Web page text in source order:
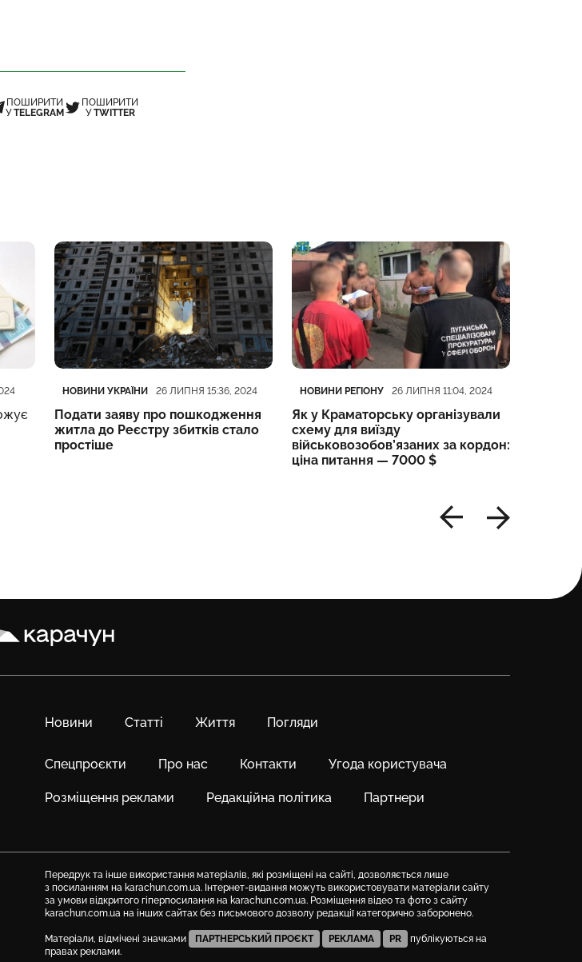
ПОШИРИТИ
УTELEGRAM
ПОШИРИТИ
УTWITTER
Категорія
НОВИНИ УКРАЇНИ
Дата публікації 26 ЛИПНЯ 15:36, 2024
Подати заяву про пошкодження
житла до Реєстру збитків стало
простіше
Категорія
НОВИНИ РЕГІОНУ
Дата публікації 26 ЛИПНЯ 11:04, 2024
Як у Краматорську організували
схему для виїзду
військовозобов’язаних за кордон:
ціна питання — 7000 $
Новини Статті Життя Погляди
Спецпроєкти Про нас Контакти Угода користувача
Розміщення реклами Редакційна політика Партнери
Передрук та інше використання матеріалів, які розміщені на сайті, дозволяється лише
з посиланням на karachun.com.ua. Інтернет-видання можуть використовувати матеріали сайту
за умови відкритого гіперпосилання на karachun.com.ua. Розміщення відео та фото з сайту
karachun.com.ua на інших сайтах без письмового дозволу редакції категорично заборонено.
Матеріали, відмічені значками ПАРТНЕРСЬКИЙ ПРОЄКТ РЕКЛАМА PR
публікуються на
правах реклами.